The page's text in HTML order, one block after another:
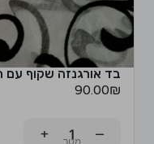
בד אורגנזה שקוף עם
90.00₪
−
+